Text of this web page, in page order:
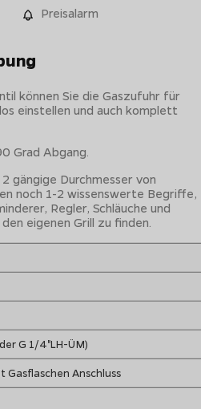
Preisalarm
können Sie die Gaszufuhr für
einstellen und auch komplett
Grad Abgang.
gängige Durchmesser von
noch 1-2 wissenswerte Begriffe,
Regler, Schläuche und
eigenen Grill zu finden.
G 1/4"LH-ÜM)
Gasflaschen Anschluss